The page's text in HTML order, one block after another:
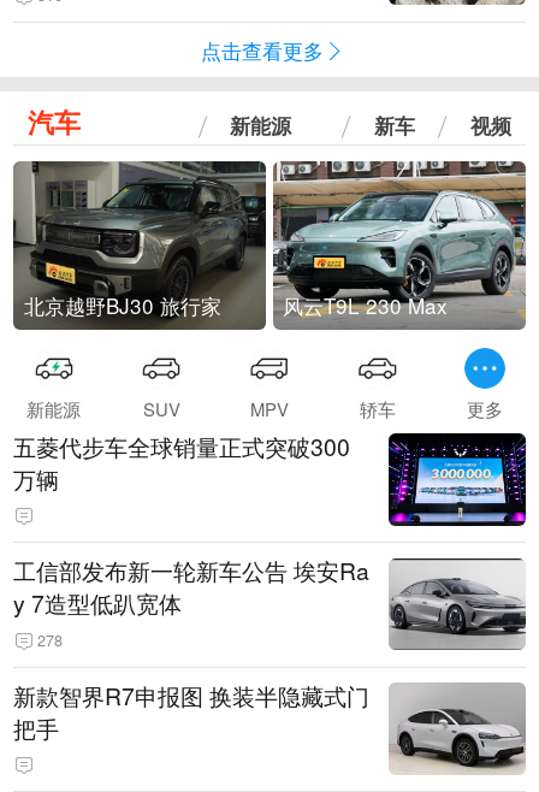
点击查看更多
汽车 新能源 新车 视频
北京越野BJ30 旅行家 风云T9L 230 Max
新能源 SUV MPV 轿车 更多
五菱代步车全球销量正式突破300
万辆
工信部发布新一轮新车公告 埃安Ra
y 7造型低趴宽体
278
新款智界R7申报图 换装半隐藏式门
把手